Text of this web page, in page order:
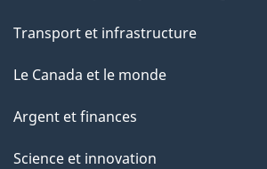
Transport et infrastructure
Le Canada et le monde
Argent et finances
Science et innovation